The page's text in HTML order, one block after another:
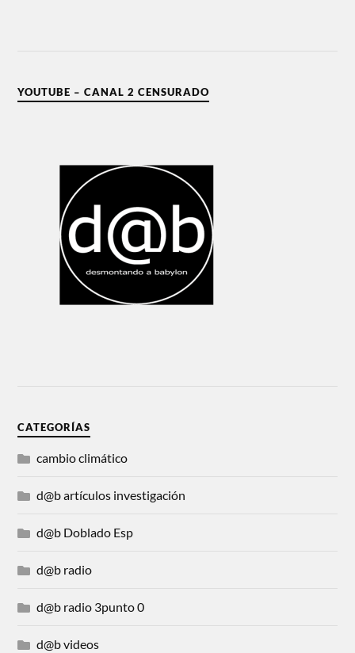
YOUTUBE – CANAL 2 CENSURADO
CATEGORÍAS
cambio climático
d@b artículos investigación
d@b Doblado Esp
d@b radio
d@b radio 3punto 0
d@b videos